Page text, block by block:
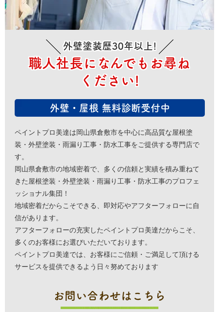
外壁塗装歴30年以上!
職人社長になんでもお尋ね
ください!
外壁・屋根 無料診断受付中
ペイントプロ美達は岡山県倉敷市を中心に高品質な屋根塗
装・外壁塗装・雨漏り工事・防水工事をご提供する専門店で
す。
岡山県倉敷市の地域密着で、多くの信頼と実績を積み重ねて
きた屋根塗装・外壁塗装・雨漏り工事・防水工事のプロフェ
ッショナル集団！
地域密着だからこそできる、即対応やアフターフォローに自
信があります。
アフターフォローの充実したペイントプロ美達だからこそ、
多くのお客様にお選びいただいております。
ペイントプロ美達では、お客様にご信頼・ご満足して頂ける
サービスを提供できるよう日々努めております
お問い合わせはこちら